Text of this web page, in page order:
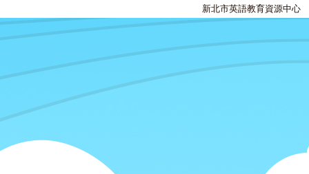
新北市英語教育資源中心